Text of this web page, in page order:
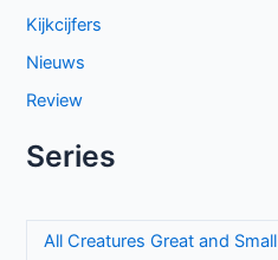
Kijkcijfers
Nieuws
Review
Series
All Creatures Great and Small